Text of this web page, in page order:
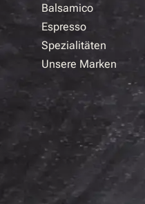
Balsamico
Espresso
Spezialitäten
Unsere Marken